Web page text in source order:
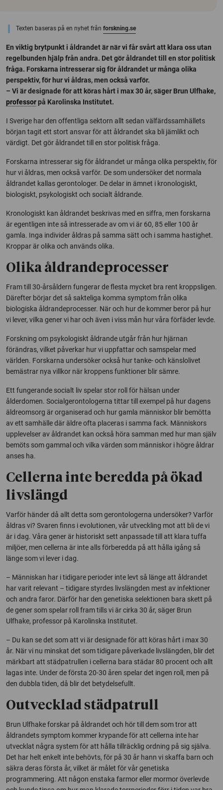
Texten baseras på en nyhet från forskning.se
En viktig brytpunkt i åldrandet är när vi får svårt att klara oss utan
regelbunden hjälp från andra. Det gör åldrandet till en stor politisk
fråga. Forskarna intresserar sig för åldrandet ur många olika
perspektiv, för hur vi åldras, men också varför.
– Vi är designade för att köras hårt i max 30 år, säger Brun Ulfhake,
professorpå Karolinska Institutet.
I Sverige har den offentliga sektorn allt sedan välfärdssamhällets
början tagit ett stort ansvar för att åldrandet ska bli jämlikt och
värdigt. Det gör åldrandet till en stor politisk fråga.
Forskarna intresserar sig för åldrandet ur många olika perspektiv, för
hur vi åldras, men också varför. De som undersöker det normala
åldrandet kallas gerontologer. De delar in ämnet i kronologiskt,
biologiskt, psykologiskt och socialt åldrande.
Kronologiskt kan åldrandet beskrivas med en siffra, men forskarna
är egentligen inte så intresserade av om vi är 60, 85 eller 100 år
gamla. Inga individer åldras på samma sätt och i samma hastighet.
Kroppar är olika och används olika.
Olika åldrandeprocesser
Fram till 30-årsåldern fungerar de flesta mycket bra rent kroppsligen.
Därefter börjar det så sakteliga komma symptom från olika
biologiska åldrandeprocesser. När och hur de kommer beror på hur
vi lever, vilka gener vi har och även i viss mån hur våra förfäder levde.
Forskning om psykologiskt åldrande utgår från hur hjärnan
förändras, vilket påverkar hur vi uppfattar och samspelar med
världen. Forskarna undersöker också hur tanke- och känslolivet
bemästrar nya villkor när kroppens funktioner blir sämre.
Ett fungerande socialt liv spelar stor roll för hälsan under
ålderdomen. Socialgerontologerna tittar till exempel på hur dagens
äldreomsorg är organiserad och hur gamla människor blir bemötta
av ett samhälle där äldre ofta placeras i samma fack. Människors
upplevelser av åldrandet kan också höra samman med hur man själv
bemöts som gammal och vilka värden som människor i högre åldrar
anses ha.
Cellerna inte beredda på ökad
livslängd
Varför händer då allt detta som gerontologerna undersöker? Varför
åldras vi? Svaren finns i evolutionen, vår utveckling mot att bli de vi
är i dag. Våra gener är historiskt sett anpassade till att klara tuffa
miljöer, men cellerna är inte alls förberedda på att hålla igång så
länge som vi lever i dag.
– Människan har i tidigare perioder inte levt så länge att åldrandet
har varit relevant – tidigare styrdes livslängden mest av infektioner
och andra faror. Därför har den genetiska selektionen bara skett på
de gener som spelar roll fram tills vi är cirka 30 år, säger Brun
Ulfhake, professor på Karolinska Institutet.
– Du kan se det som att vi är designade för att köras hårt i max 30
år. När vi nu minskat det som tidigare påverkade livslängden, blir det
märkbart att städpatrullen i cellerna bara städar 80 procent och allt
lagas inte. Under de första 20-30 åren spelar det ingen roll, men på
den dubbla tiden, då blir det betydelsefullt.
Outvecklad städpatrull
Brun Ulfhake forskar på åldrandet och hör till dem som tror att
åldrandets symptom kommer krypande för att cellerna inte har
utvecklat några system för att hålla tillräcklig ordning på sig själva.
Det har helt enkelt inte behövts, för på 30 år hann vi skaffa barn och
säkra deras första år, vilket är målet för vår genetiska
programmering. Att någon enstaka farmor eller mormor överlevde